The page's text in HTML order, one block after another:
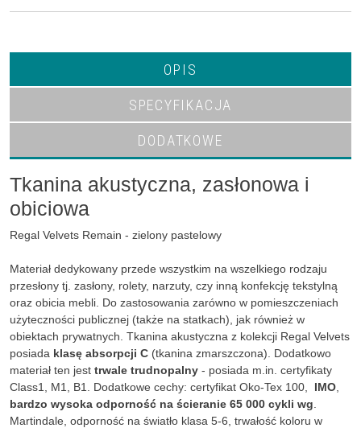
OPIS
SPECYFIKACJA
DODATKOWE
Tkanina akustyczna, zasłonowa i
obiciowa
Regal Velvets Remain - zielony pastelowy
Materiał dedykowany przede wszystkim na wszelkiego rodzaju
przesłony tj. zasłony, rolety, narzuty, czy inną konfekcję tekstylną
oraz obicia mebli. Do zastosowania zarówno w pomieszczeniach
użyteczności publicznej (także na statkach), jak również w
obiektach prywatnych. Tkanina akustyczna z kolekcji Regal Velvets
posiada klasę absorpcji C (tkanina zmarszczona). Dodatkowo
materiał ten jest trwale trudnopalny - posiada m.in. certyfikaty
Class1, M1, B1. Dodatkowe cechy: certyfikat Oko-Tex 100, IMO
bardzo wysoka odporność na ścieranie 65 000 cykli wg
Martindale, odporność na światło klasa 5-6, trwałość koloru w